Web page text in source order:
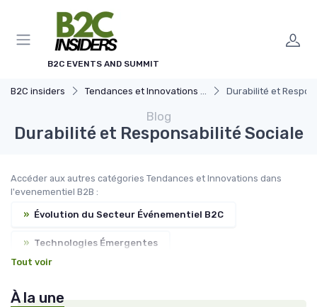
B2C EVENTS AND SUMMIT
B2C insiders Tendances et Innovations dans l'evenementiel B2B Durabilité et
Blog
Durabilité et Responsabilité Sociale
Accéder aux autres catégories Tendances et Innovations dans
l'evenementiel B2B :
» Évolution du Secteur Événementiel B2C
» Technologies Émergentes
» Prévisions pour les Événements Futurs
Tout voir
À la une
Panneau de gestion des cookies